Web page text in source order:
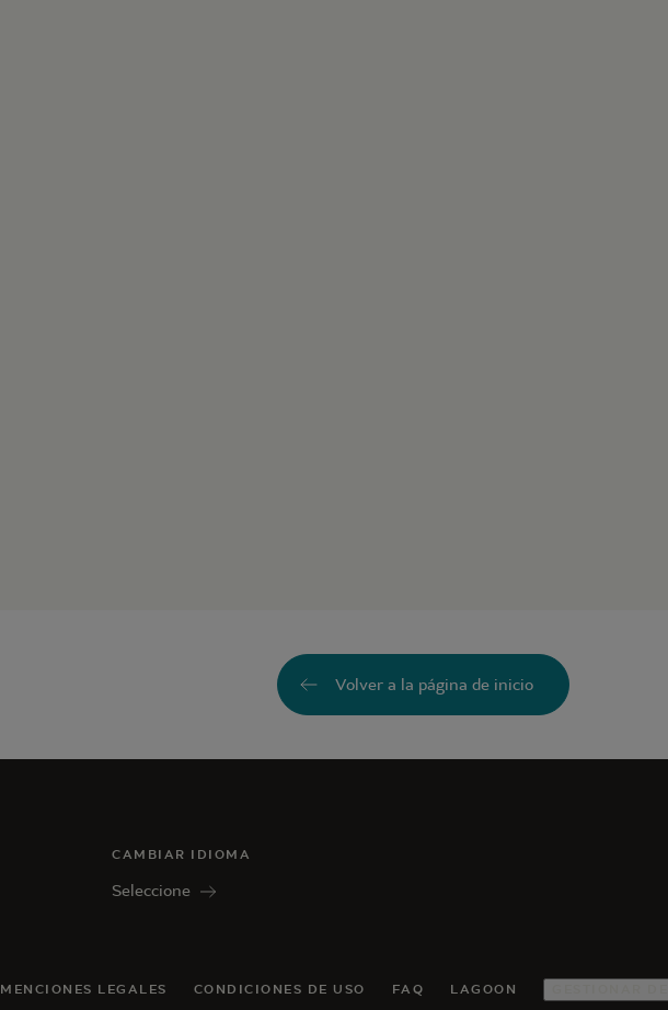
Volver a la página de inicio
CAMBIAR IDIOMA
Seleccione
MENCIONES LEGALES CONDICIONES DE USO FAQ LAGOON